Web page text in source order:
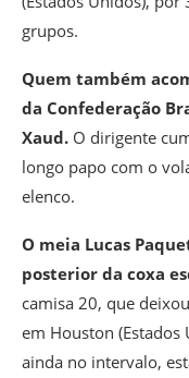
grupos.
Quem também
da Confederação
Xaud. O dirigente
longo papo com o
elenco.
O meia Lucas
posterior da coxa
camisa 20, que
em Houston (Estados
ainda no intervalo,